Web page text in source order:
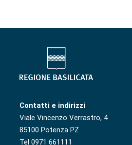
Contatti e indirizzi
Viale Vincenzo Verrastro, 4
85100 Potenza PZ
Tel 0971 661111